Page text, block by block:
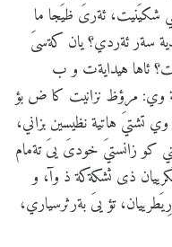
شكيَنيت، ئةرىَ ظيَجا ما
سةر ئةردي؟ يان كةسىَ
ئاها هيدايةت و ب
وي: مرؤظ نزانيت كا ض بؤ
تشتيَ هاتية نظيسين بزاني،
كو زانستيَ خودىَ يىَ تةمام
ذى ثشكةكة ذ وآ، و
تؤ يىَ بةرثرسياري،